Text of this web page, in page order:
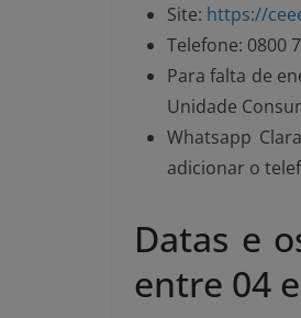
Site: https://
Telefone: 0800
Para falta de
Unidade
Whatsapp
adicionar o
Datas e
entre 04